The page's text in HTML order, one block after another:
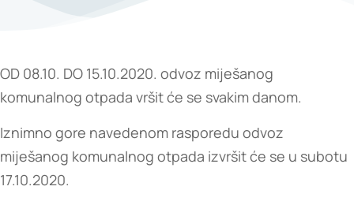
OD 08.10. DO 15.10.2020. odvoz miješanog
komunalnog otpada vršit će se svakim danom.
Iznimno gore navedenom rasporedu odvoz
miješanog komunalnog otpada izvršit će se u subotu
17.10.2020.